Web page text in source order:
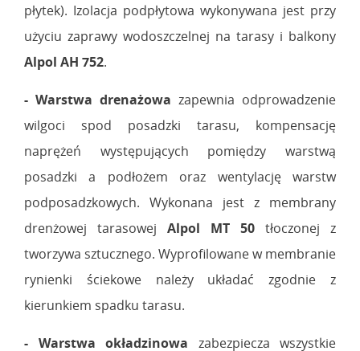
płytek). Izolacja podpłytowa wykonywana jest przy
użyciu zaprawy wodoszczelnej na tarasy i balkony
Alpol AH 752.
- Warstwa drenażowa zapewnia odprowadzenie
wilgoci spod posadzki tarasu, kompensację
naprężeń występujących pomiędzy warstwą
posadzki a podłożem oraz wentylację warstw
podposadzkowych. Wykonana jest z membrany
drenżowej tarasowej Alpol MT 50 tłoczonej z
tworzywa sztucznego. Wyprofilowane w membranie
rynienki ściekowe należy układać zgodnie z
kierunkiem spadku tarasu.
- Warstwa okładzinowa zabezpiecza wszystkie